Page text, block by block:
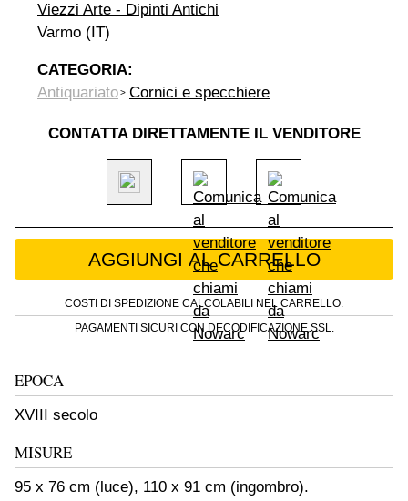
Viezzi Arte - Dipinti Antichi
Varmo (IT)
CATEGORIA:
Antiquariato
Cornici e specchiere
CONTATTA DIRETTAMENTE IL VENDITORE
Specchiera in legno intagliato e dorato.
AGGIUNGI AL CARRELLO
COSTI DI SPEDIZIONE CALCOLABILI NEL CARRELLO.
PAGAMENTI SICURI CON DECODIFICAZIONE SSL.
EPOCA
XVIII secolo
MISURE
95 x 76 cm (luce), 110 x 91 cm (ingombro).